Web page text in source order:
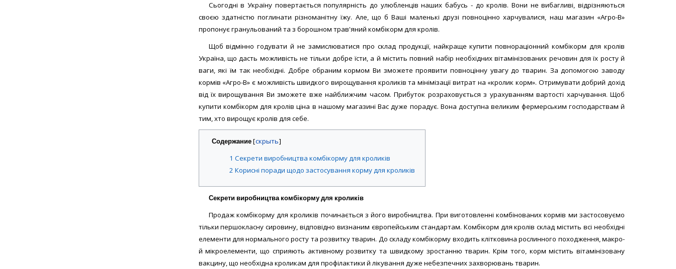
Код товару:АВ95
Виробник:
Завод комбікормів
«AGRO-V» (Україна)
Застосування:
для відгодівлі кролів
від 30 до 120 дня життя
Дозування (г/голову у добу):
паперовий пакет, 25 кг
5/5 9 відгуків
Виготовимо під
замовлення
ЗАМОВИТИ! ПОРІВНЯТИ
Код товару:АВ94
Завод комбікормів
«AGRO-V» (Україна)
Застосування:
з 30 до 120 дня життя
Дозування (г/голову на добу):
5/5
ЗАМОВИТИ!
Сьогодні в Україну повертається популярність до улюбленців наших бабусь - до кролів. Вони не вибагливі, відрізняються
своєю здатністю поглинати різноманітну їжу. Але, що б Ваші маленькі друзі повноцінно харчувалися, наш магазин «Агро-В»
пропонує гранульований та з борошном трав'яний комбікорм для кролів.
Щоб відмінно годувати й не замислюватися про склад продукції, найкраще купити повнораціонний комбікорм для кролів
Україна, що дасть можливість не тільки добре їсти, а й містить повний набір необхідних вітамінізованих речовин для їх росту й
ваги, які їм так необхідні. Добре обраним кормом Ви зможете проявити повноцінну увагу до тварин. За допомогою заводу
кормів «Агро-В» є можливість швидкого вирощування кроликів та мінімізації витрат на «кролик корм». Отримувати добрий дохід
від їх вирощування Ви зможете вже найближчим часом. Прибуток розраховується з урахуванням вартості харчування. Щоб
купити комбікорм для кролів ціна в нашому магазині Вас дуже порадує. Вона доступна великим фермерським господарствам й
тим, хто вирощує кролів для себе.
Содержание[
]
1 Секрети виробництва комбікорму для кроликів
2 Корисні поради щодо застосування корму для кроликів
Секрети виробництва комбікорму для кроликів
Продаж комбікорму для кроликів починається з його виробництва. При виготовленні комбінованих кормів ми застосовуємо
тільки першокласну сировину, відповідно визнаним європейським стандартам. Комбікорм для кролів склад містить всі необхідні
елементи для нормального росту та розвитку тварин. До складу комбікорму входить клітковина рослинного походження, макро-
й мікроелементи, що сприяють активному розвитку та швидкому зростанню тварин. Крім того, корм містить вітамінізовану
вакцину, що необхідна кроликам для профілактики й лікування дуже небезпечних захворювань тварин.